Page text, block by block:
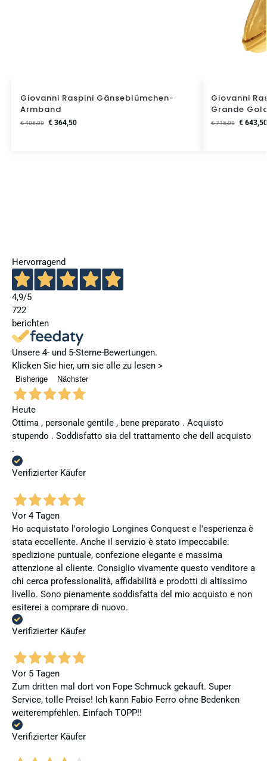
Giovanni Raspini Gänseblümchen-
Armband
€405,00 €364,50
Giovanni
Grande
€715,00 €643,50
Hervorragend
4,9/5
722
berichten
Unsere 4- und 5-Sterne-Bewertungen.
Klicken Sie hier, um sie alle zu lesen >
Bisherige Nächster
Heute
Ottima , personale gentile , bene preparato . Acquisto
stupendo . Soddisfatto sia del trattamento che dell acquisto
.
Verifizierter Käufer
Vor 4 Tagen
Ho acquistato l'orologio Longines Conquest e l'esperienza è
stata eccellente. Anche il servizio è stato impeccabile:
spedizione puntuale, confezione elegante e massima
attenzione al cliente. Consiglio vivamente questo venditore a
chi cerca professionalità, affidabilità e prodotti di altissimo
livello. Sono pienamente soddisfatta del mio acquisto e non
esiterei a comprare di nuovo.
Verifizierter Käufer
Vor 5 Tagen
Zum dritten mal dort von Fope Schmuck gekauft. Super
Service, tolle Preise! Ich kann Fabio Ferro ohne Bedenken
weiterempfehlen. Einfach TOPP!!
Verifizierter Käufer